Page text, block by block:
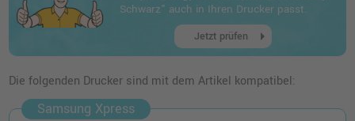
Schwarz" auch in Ihren Drucker passt.
Jetzt prüfen arrow_right
Die folgenden Drucker sind mit dem Artikel kompatibel:
Samsung Xpress